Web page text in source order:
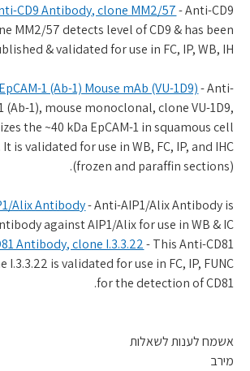
CD9 Antibody, clone MM2/57- Anti-CD9
MM2/57 detects level of CD9 & has been
& validated for use in FC, IP, WB, IH.
1 (Ab-1) Mouse mAb (VU-1D9)- Anti-
(Ab-1), mouse monoclonal, clone VU-1D9,
the ~40 kDa EpCAM-1 in squamous cell
is validated for use in WB, FC, IP, and IHC
(frozen and paraffin sections).
Alix Antibody- Anti-AIP1/Alix Antibody is
against AIP1/Alix for use in WB & IC.
Antibody, clone I.3.3.22- This Anti-CD81
is validated for use in FC, IP, FUNC
for the detection of CD81.
אשמח לענות לשאלות
מירב